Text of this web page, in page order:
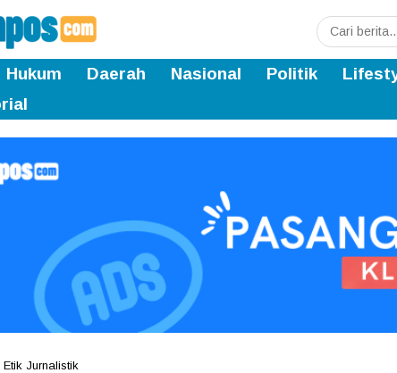
Hukum Daerah Nasional Politik
Etik Jurnalistik